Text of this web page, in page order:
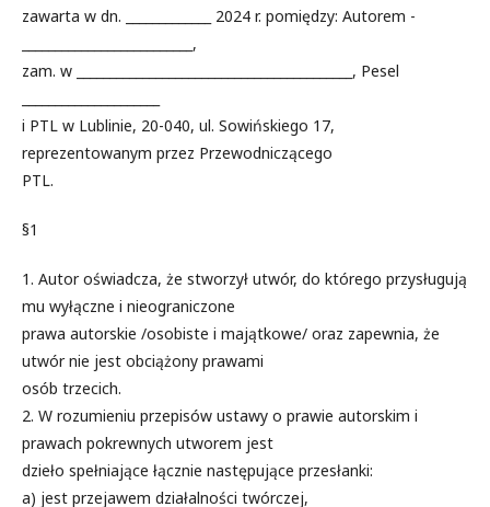
zawarta w dn. _____________ 2024 r. pomiędzy: Autorem -
__________________________,
zam. w __________________________________________, Pesel
i PTL w Lublinie, 20-040, ul. Sowińskiego 17,
reprezentowanym przez Przewodniczącego
PTL.
§1
1. Autor oświadcza, że stworzył utwór, do którego przysługują
mu wyłączne i nieograniczone
prawa autorskie /osobiste i majątkowe/ oraz zapewnia, że
utwór nie jest obciążony prawami
osób trzecich.
2. W rozumieniu przepisów ustawy o prawie autorskim i
prawach pokrewnych utworem jest
dzieło spełniające łącznie następujące przesłanki:
a) jest przejawem działalności twórczej,